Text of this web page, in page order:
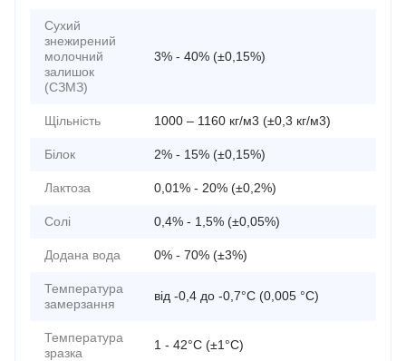
Сухий
знежирений
молочний
залишок
(СЗМЗ)
3% - 40% (±0,15%)
Щільність 1000 – 1160 кг/м3 (±0,3 кг/м3)
Білок 2% - 15% (±0,15%)
Лактоза 0,01% - 20% (±0,2%)
Солі 0,4% - 1,5% (±0,05%)
Додана вода 0% - 70% (±3%)
Температура
замерзання
від -0,4 до -0,7°C (0,005 °C)
Температура
зразка
1 - 42°C (±1°C)